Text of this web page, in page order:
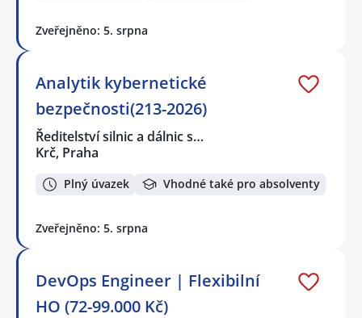
Zveřejněno: 5. srpna
Analytik kybernetické
bezpečnosti(213-2026)
Ředitelství silnic a dálnic s…
Krč, Praha
Plný úvazek Vhodné také pro absolventy
Zveřejněno: 5. srpna
DevOps Engineer | Flexibilní
HO (72-99.000 Kč)